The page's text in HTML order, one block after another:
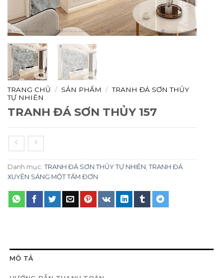
TRANG CHỦ / SẢN PHẨM / TRANH ĐÁ SƠN THỦY
TỰ NHIÊN
TRANH ĐÁ SƠN THỦY 157
Danh mục: TRANH ĐÁ SƠN THỦY TỰ NHIÊN, TRANH ĐÁ
XUYÊN SÁNG MỘT TẤM ĐƠN
MÔ TẢ